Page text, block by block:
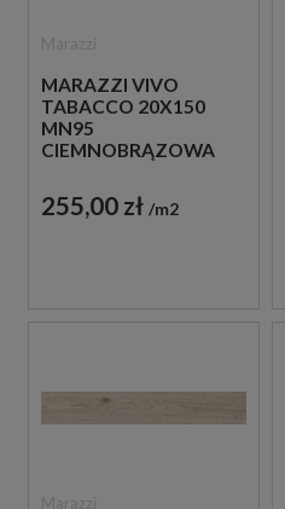
MARAZZI VIVO
TABACCO 20X150
MN95
CIEMNOBRĄZOWA
DREWNO
255,00 zł m2